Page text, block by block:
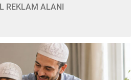
REKLAM ALANI